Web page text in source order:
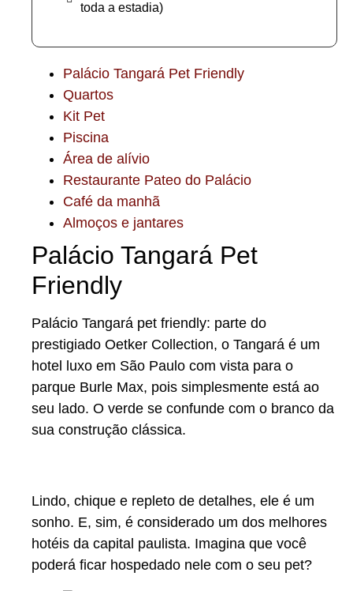
toda a estadia)
Palácio Tangará Pet Friendly
Quartos
Kit Pet
Piscina
Área de alívio
Restaurante Pateo do Palácio
Café da manhã
Almoços e jantares
Palácio Tangará Pet
Friendly
Palácio Tangará pet friendly: parte do
prestigiado Oetker Collection, o Tangará é um
hotel luxo em São Paulo com vista para o
parque Burle Max, pois simplesmente está ao
seu lado. O verde se confunde com o branco da
sua construção clássica.
Lindo, chique e repleto de detalhes, ele é um
sonho. E, sim, é considerado um dos melhores
hotéis da capital paulista. Imagina que você
poderá ficar hospedado nele com o seu pet?